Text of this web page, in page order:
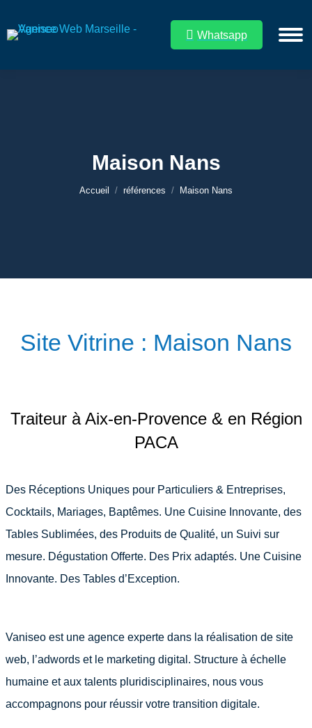
Whatsapp
Maison Nans
Vous êtes ici :
Accueil références Maison Nans
Site Vitrine : Maison Nans
Traiteur à Aix-en-Provence & en Région
PACA
Des Réceptions Uniques pour Particuliers & Entreprises,
Cocktails, Mariages, Baptêmes. Une Cuisine Innovante, des
Tables Sublimées, des Produits de Qualité, un Suivi sur
mesure. Dégustation Offerte. Des Prix adaptés. Une Cuisine
Innovante. Des Tables d’Exception.
Vaniseo est une agence experte dans la réalisation de site
web, l’adwords et le marketing digital. Structure à échelle
humaine et aux talents pluridisciplinaires, nous vous
accompagnons pour réussir votre transition digitale.